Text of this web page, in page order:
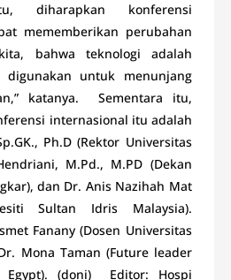
diharapkan konferensi
mememberikan perubahan
bahwa teknologi adalah
digunakan untuk menunjang
katanya. Sementara itu,
internasional itu adalah
Ph.D (Rektor Universitas
M.Pd., M.PD (Dekan
dan Dr. Anis Nazihah Mat
Sultan Idris Malaysia).
Fanany (Dosen Universitas
Mona Taman (Future leader
Egypt). (doni) Editor: Hospi